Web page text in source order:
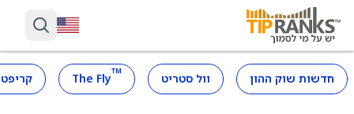
חדשות שוק ההון וול סטריט ™
The Fly